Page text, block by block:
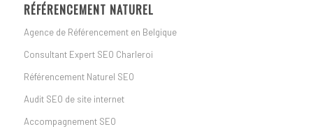
RÉFÉRENCEMENT NATUREL
Agence de Référencement en Belgique
Consultant Expert SEO Charleroi
Référencement Naturel SEO
Audit SEO de site internet
Accompagnement SEO